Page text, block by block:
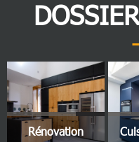
Rénovation